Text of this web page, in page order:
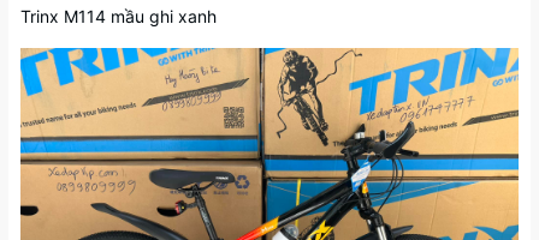
Trinx M114 mầu ghi xanh